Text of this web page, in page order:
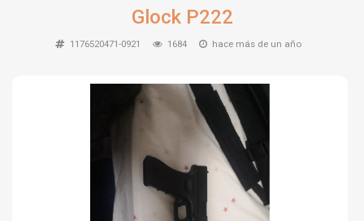
ARMAS CORTAS
TIRO Y COMPETICIÓN
Glock P222
1176520471-0921 1684 hace más de un año